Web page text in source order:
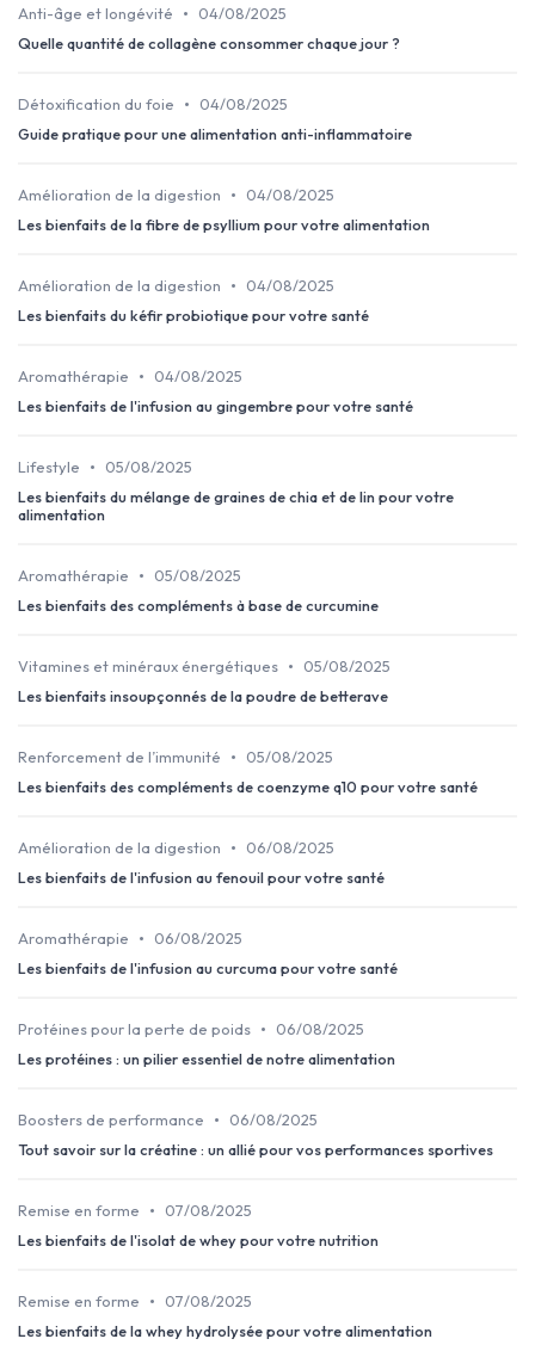
Anti-âge et longévité •
04/08/2025
Quelle quantité de collagène consommer chaque jour ?
Détoxification du foie •
04/08/2025
Guide pratique pour une alimentation anti-inflammatoire
Amélioration de la digestion •
04/08/2025
Les bienfaits de la fibre de psyllium pour votre alimentation
Amélioration de la digestion •
04/08/2025
Les bienfaits du kéfir probiotique pour votre santé
Aromathérapie •
04/08/2025
Les bienfaits de l'infusion au gingembre pour votre santé
Lifestyle •
05/08/2025
Les bienfaits du mélange de graines de chia et de lin pour votre
alimentation
Aromathérapie •
05/08/2025
Les bienfaits des compléments à base de curcumine
Vitamines et minéraux énergétiques •
05/08/2025
Les bienfaits insoupçonnés de la poudre de betterave
Renforcement de l’immunité •
05/08/2025
Les bienfaits des compléments de coenzyme q10 pour votre santé
Amélioration de la digestion •
06/08/2025
Les bienfaits de l'infusion au fenouil pour votre santé
Aromathérapie •
06/08/2025
Les bienfaits de l'infusion au curcuma pour votre santé
Protéines pour la perte de poids •
06/08/2025
Les protéines : un pilier essentiel de notre alimentation
Boosters de performance •
06/08/2025
Tout savoir sur la créatine : un allié pour vos performances sportives
Remise en forme •
07/08/2025
Les bienfaits de l'isolat de whey pour votre nutrition
Remise en forme •
07/08/2025
Les bienfaits de la whey hydrolysée pour votre alimentation